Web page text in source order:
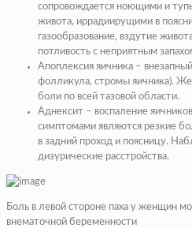
сопровождается ноющими и
живота, иррадиирущими в
газообразование, вздутие
потливость с неприятным
Апоплексия яичника –
фолликула, стромы яичника).
боли по всей тазовой области.
Аднексит – воспаление
симптомами являются резкие
в задний проход и поясницу.
дизурические расстройства.
Боль в левой стороне паха у женщин
внематочной беременности